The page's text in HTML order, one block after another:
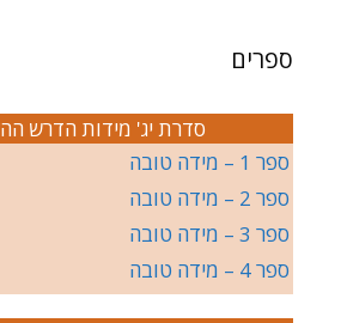
ספרים
סדרת יג' מידות הדרש
ספר 1 – מידה טובה
ספר 2 – מידה טובה
ספר 3 – מידה טובה
ספר 4 – מידה טובה